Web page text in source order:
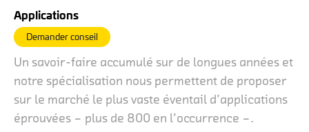
Applications
Demander conseil
Un savoir-faire accumulé sur de longues années et
notre spécialisation nous permettent de proposer
sur le marché le plus vaste éventail d’applications
éprouvées – plus de 800 en l’occurrence –.